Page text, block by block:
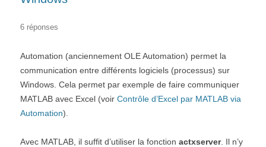
6 réponses
Automation (anciennement OLE Automation) permet la
communication entre différents logiciels (processus) sur
Windows. Cela permet par exemple de faire communiquer
MATLAB avec Excel (voir Contrôle d’Excel par MATLAB via
Automation).
Avec MATLAB, il suffit d’utiliser la fonction actxserver. Il n’y